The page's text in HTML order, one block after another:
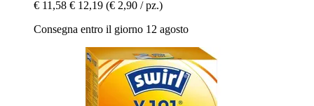
€ 11,58 € 12,19 (€ 2,90 / pz.)
Consegna entro il giorno 12 agosto